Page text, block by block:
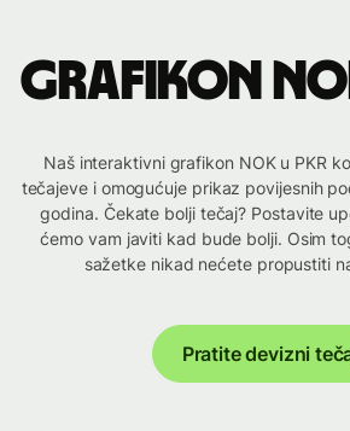
Grafikon
Naš interaktivni grafikon NOK u PKR
tečajeve i omogućuje prikaz povijesnih
godina. Čekate bolji tečaj? Postavite
ćemo vam javiti kad bude bolji. Osim
sažetke nikad nećete propustiti
Pratite devizni